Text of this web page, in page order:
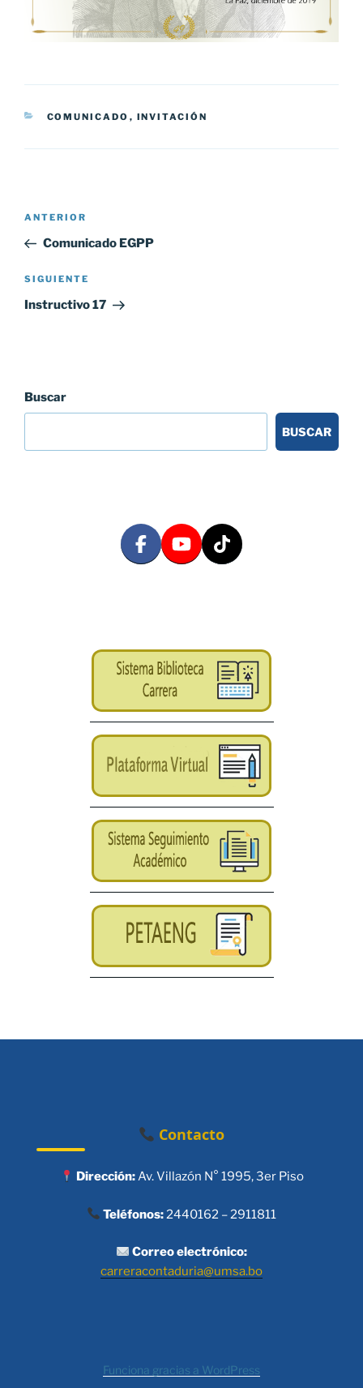
CATEGORÍAS
COMUNICADO , INVITACIÓN
Navegación
entradas
Entrada
anterior:
ANTERIOR
Comunicado EGPP
Siguiente
entrada
SIGUIENTE
Instructivo 17
Buscar
BUSCAR
Contacto
Dirección:Av. Villazón N° 1995, 3er Piso
Teléfonos:2440162 – 2911811
Correo electrónico:
carreracontaduria@umsa.bo
Funciona gracias a WordPress